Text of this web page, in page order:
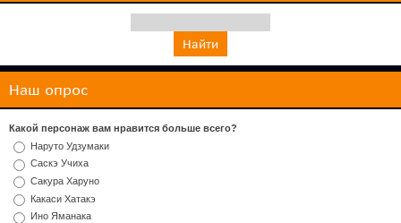
Наш опрос
Какой персонаж вам нравится больше всего?
Наруто Удзумаки
Саскэ Учиха
Сакура Харуно
Какаси Хатакэ
Ино Яманака